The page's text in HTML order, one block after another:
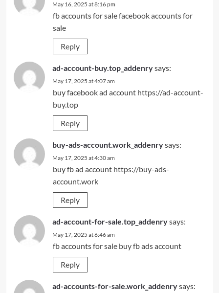
May 16, 2025 at 8:16 pm
fb accounts for salefacebook accounts for
sale
Reply
ad-account-buy.top_addenrysays:
May 17, 2025 at 4:07 am
buy facebook ad account https://ad-account-
buy.top
Reply
buy-ads-account.work_addenrysays:
May 17, 2025 at 4:30 am
buy fb ad account https://buy-ads-
account.work
Reply
ad-account-for-sale.top_addenrysays:
May 17, 2025 at 6:46 am
fb accounts for sale buy fb ads account
Reply
ad-accounts-for-sale.work_addenrysays: